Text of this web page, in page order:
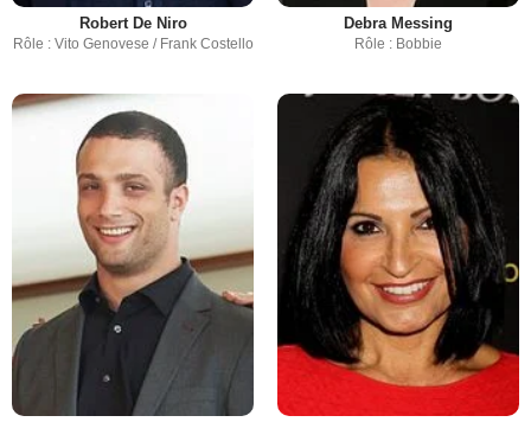
Robert De Niro
Rôle : Vito Genovese / Frank Costello
Debra Messing
Rôle : Bobbie